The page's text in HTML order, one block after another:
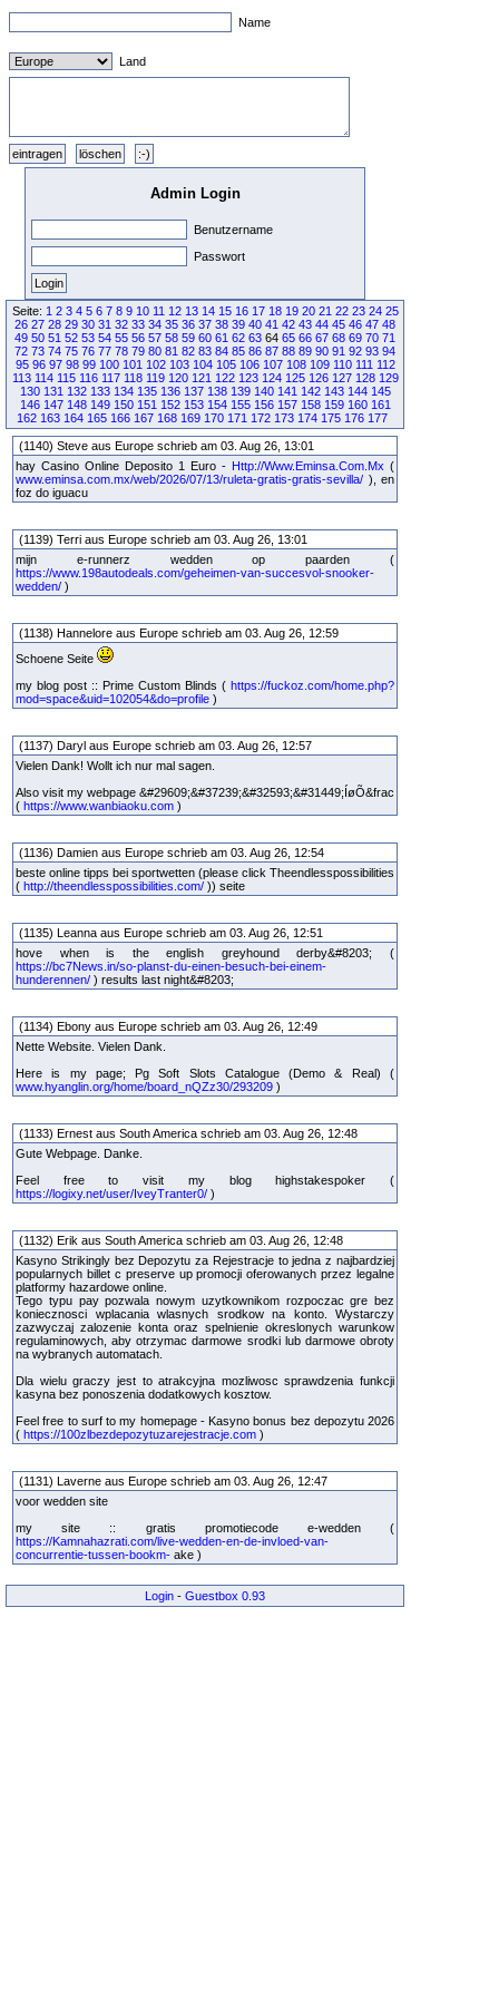
Name
Land
Admin Login
Benutzername
Passwort
Seite: 1 2 3 4 5 6 7 8 9 10 11 12 13 14 15 16 17 18 19 20 21 22 23 24 25
26 27 28 29 30 31 32 33 34 35 36 37 38 39 40 41 42 43 44 45 46 47 48
49 50 51 52 53 54 55 56 57 58 59 60 61 62 63 64 65 66 67 68 69 70 71
72 73 74 75 76 77 78 79 80 81 82 83 84 85 86 87 88 89 90 91 92 93 94
95 96 97 98 99 100 101 102 103 104 105 106 107 108 109 110 111 112
113 114 115 116 117 118 119 120 121 122 123 124 125 126 127 128 129
130 131 132 133 134 135 136 137 138 139 140 141 142 143 144 145
146 147 148 149 150 151 152 153 154 155 156 157 158 159 160 161
162 163 164 165 166 167 168 169 170 171 172 173 174 175 176 177
(1140) Steve aus Europe schrieb am 03. Aug 26, 13:01
hay Casino Online Deposito 1 Euro - Http://Www.Eminsa.Com.Mx (
www.eminsa.com.mx/web/2026/07/13/ruleta-gratis-gratis-sevilla/ ), en
foz do iguacu
(1139) Terri aus Europe schrieb am 03. Aug 26, 13:01
mijn e-runnerz wedden op paarden (
https://www.198autodeals.com/geheimen-van-succesvol-snooker-
wedden/ )
(1138) Hannelore aus Europe schrieb am 03. Aug 26, 12:59
Schoene Seite
my blog post :: Prime Custom Blinds ( https://fuckoz.com/home.php?
mod=space&uid=102054&do=profile )
(1137) Daryl aus Europe schrieb am 03. Aug 26, 12:57
Vielen Dank! Wollt ich nur mal sagen.
Also visit my webpage &#29609;&#37239;&#32593;&#31449;ÍøÕ&frac
( https://www.wanbiaoku.com )
(1136) Damien aus Europe schrieb am 03. Aug 26, 12:54
beste online tipps bei sportwetten (please click Theendlesspossibilities
( http://theendlesspossibilities.com/ )) seite
(1135) Leanna aus Europe schrieb am 03. Aug 26, 12:51
hove when is the english greyhound derby&#8203; (
https://bc7News.in/so-planst-du-einen-besuch-bei-einem-
hunderennen/ ) results last night&#8203;
(1134) Ebony aus Europe schrieb am 03. Aug 26, 12:49
Nette Website. Vielen Dank.
Here is my page; Pg Soft Slots Catalogue (Demo & Real) (
www.hyanglin.org/home/board_nQZz30/293209 )
(1133) Ernest aus South America schrieb am 03. Aug 26, 12:48
Gute Webpage. Danke.
Feel free to visit my blog highstakespoker (
https://logixy.net/user/IveyTranter0/ )
(1132) Erik aus South America schrieb am 03. Aug 26, 12:48
Kasyno Strikingly bez Depozytu za Rejestracje to jedna z najbardziej
popularnych billet c preserve up promocji oferowanych przez legalne
platformy hazardowe online.
Tego typu pay pozwala nowym uzytkownikom rozpoczac gre bez
koniecznosci wplacania wlasnych srodkow na konto. Wystarczy
zazwyczaj zalozenie konta oraz spelnienie okreslonych warunkow
regulaminowych, aby otrzymac darmowe srodki lub darmowe obroty
na wybranych automatach.
Dla wielu graczy jest to atrakcyjna mozliwosc sprawdzenia funkcji
kasyna bez ponoszenia dodatkowych kosztow.
Feel free to surf to my homepage - Kasyno bonus bez depozytu 2026
( https://100zlbezdepozytuzarejestracje.com )
(1131) Laverne aus Europe schrieb am 03. Aug 26, 12:47
voor wedden site
my site :: gratis promotiecode e-wedden (
https://Kamnahazrati.com/live-wedden-en-de-invloed-van-
concurrentie-tussen-bookm- ake )
Login - Guestbox 0.93